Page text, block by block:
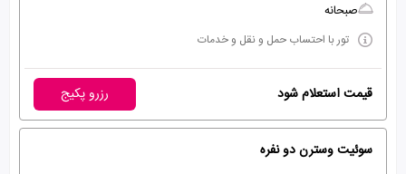
صبحانه
تور با احتساب حمل و نقل و خدمات
قیمت استعلام شود رزرو پکیج
سوئیت وسترن دو نفره